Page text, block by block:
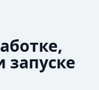
запуске